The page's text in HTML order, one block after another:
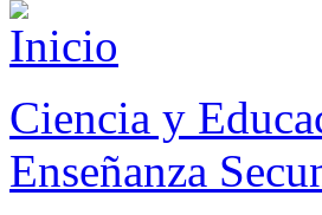
Ciencia y
Enseñanza